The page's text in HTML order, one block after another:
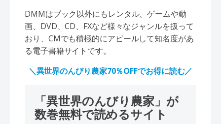
DMMはブック以外にもレンタル、ゲームや動
画、DVD、CD、FXなど様々なジャンルを扱って
おり、CMでも積極的にアピールして知名度があ
る電子書籍サイトです。
＼異世界のんびり農家70％OFFでお得に読む／
「異世界のんびり農家」が
数巻無料で読めるサイト